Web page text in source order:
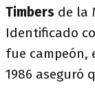
Timbers de la
Identificado
fue campeón,
1986 aseguró